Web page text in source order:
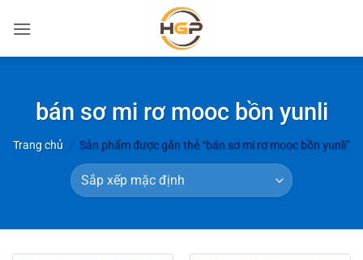
qua
bán sơ mi rơ mooc bồn yunli
Trang chủ / Sản phẩm được gắn thẻ “bán sơ mi rơ mooc bồn yunli”